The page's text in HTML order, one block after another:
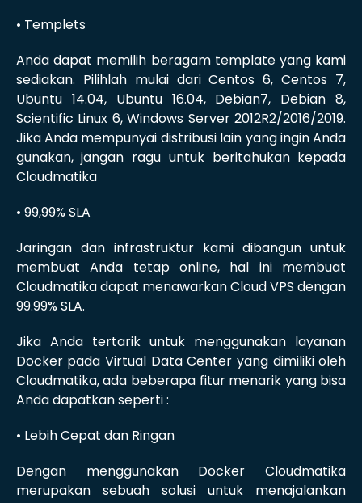
• Templets
Anda dapat memilih beragam template yang kami
sediakan. Pilihlah mulai dari Centos 6, Centos 7,
Ubuntu 14.04, Ubuntu 16.04, Debian7, Debian 8,
Scientific Linux 6, Windows Server 2012R2/2016/2019.
Jika Anda mempunyai distribusi lain yang ingin Anda
gunakan, jangan ragu untuk beritahukan kepada
Cloudmatika
• 99,99% SLA
Jaringan dan infrastruktur kami dibangun untuk
membuat Anda tetap online, hal ini membuat
Cloudmatika dapat menawarkan Cloud VPS dengan
99.99% SLA.
Jika Anda tertarik untuk menggunakan layanan
Docker pada Virtual Data Center yang dimiliki oleh
Cloudmatika, ada beberapa fitur menarik yang bisa
Anda dapatkan seperti :
• Lebih Cepat dan Ringan
Dengan menggunakan Docker Cloudmatika
merupakan sebuah solusi untuk menajalankan